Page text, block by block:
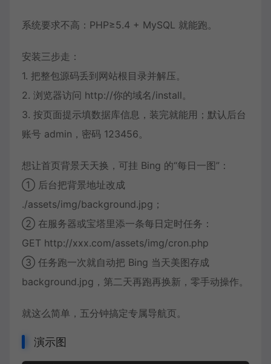
系统要求不高：PHP≥5.4 + MySQL 就能跑。
安装三步走：
1. 把整包源码丢到网站根目录并解压。
2. 浏览器访问 http://你的域名/install。
3. 按页面提示填数据库信息，装完就能用；默认后台
账号 admin，密码 123456。
想让首页背景天天换，可挂 Bing 的“每日一图”：
① 后台把背景地址改成
./assets/img/background.jpg；
② 在服务器或宝塔里添一条每日定时任务：
GET http://xxx.com/assets/img/cron.php
③ 任务跑一次就自动把 Bing 当天美图存成
background.jpg，第二天再跑再换新，零手动操作。
就这么简单，五分钟搞定专属导航页。
演示图